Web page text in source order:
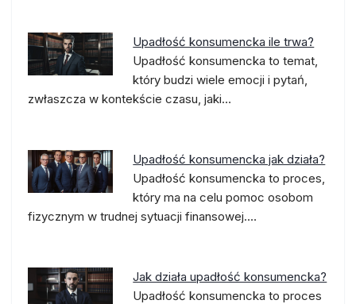
Upadłość konsumencka ile trwa?
Upadłość konsumencka to temat,
który budzi wiele emocji i pytań,
zwłaszcza w kontekście czasu, jaki…
Upadłość konsumencka jak działa?
Upadłość konsumencka to proces,
który ma na celu pomoc osobom
fizycznym w trudnej sytuacji finansowej.…
Jak działa upadłość konsumencka?
Upadłość konsumencka to proces